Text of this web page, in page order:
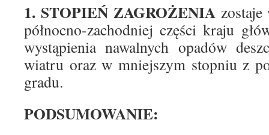
1. STOPIEŃ ZAGROŻENIA
północno-zachodniej części kraju
wystąpienia nawalnych opadów
wiatru oraz w mniejszym stopniu z
gradu.
PODSUMOWANIE: